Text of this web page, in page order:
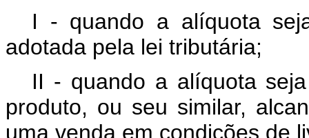
I - quando a alíquota
adotada pela lei tributária;
II - quando a alíquota
produto, ou seu similar,
uma venda em condições de